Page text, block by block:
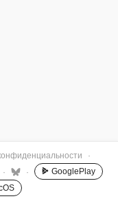
·
· ·
GooglePlay